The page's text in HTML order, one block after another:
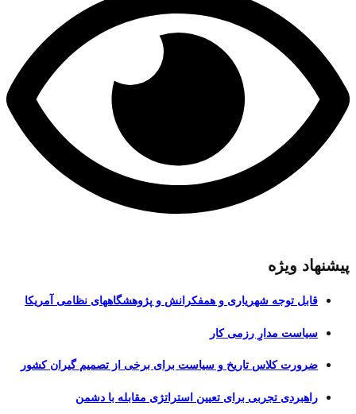
پیشنهاد ویژه
قابل توجه شهریاری و همفکرانش و پژوهشگاههای نظامی آمریکا
سیاست مدارِ رزمی کار
ضرورت کلاس تاریخ و سیاست برای برخی از تصمیم گیران کشور
راهبردی تجربی برای تعیین استراتژی مقابله با دشمن